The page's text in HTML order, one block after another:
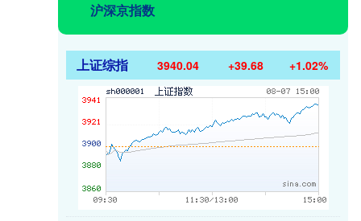
沪深京指数
上证综指 3940.04 +39.68 +1.02%